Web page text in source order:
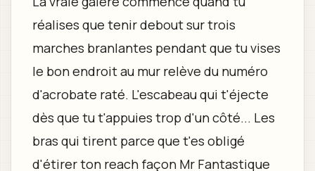
réalises que tenir debout sur trois
marches branlantes pendant que tu vises
le bon endroit au mur relève du numéro
d'acrobate raté. L'escabeau qui t'éjecte
dès que tu t'appuies trop d'un côté... Les
bras qui tirent parce que t'es obligé
d'étirer ton reach façon Mr Fantastique